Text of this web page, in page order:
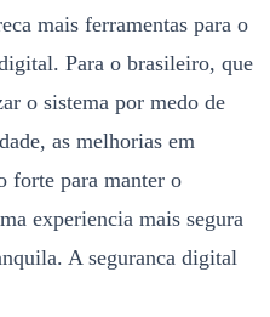
mais ferramentas para o
Para o brasileiro, que
o sistema por medo de
as melhorias em
forte para manter o
experiencia mais segura
A seguranca digital